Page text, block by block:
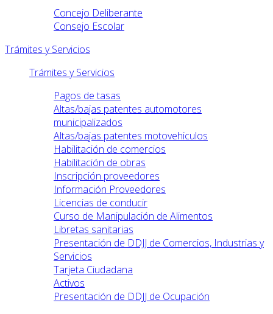
Concejo Deliberante
Consejo Escolar
Trámites y Servicios
Trámites y Servicios
Pagos de tasas
Altas/bajas patentes automotores
municipalizados
Altas/bajas patentes motovehiculos
Habilitación de comercios
Habilitación de obras
Inscripción proveedores
Información Proveedores
Licencias de conducir
Curso de Manipulación de Alimentos
Libretas sanitarias
Presentación de DDJJ de Comercios, Industrias y
Servicios
Tarjeta Ciudadana
Activos
Presentación de DDJJ de Ocupación